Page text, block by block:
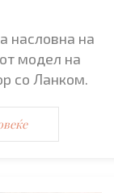
насловна на
модел на
со Ланком.